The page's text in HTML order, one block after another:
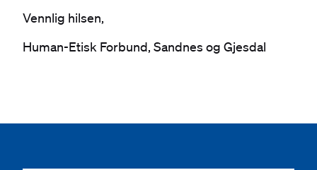
Vennlig hilsen,
Human-Etisk Forbund, Sandnes og Gjesdal